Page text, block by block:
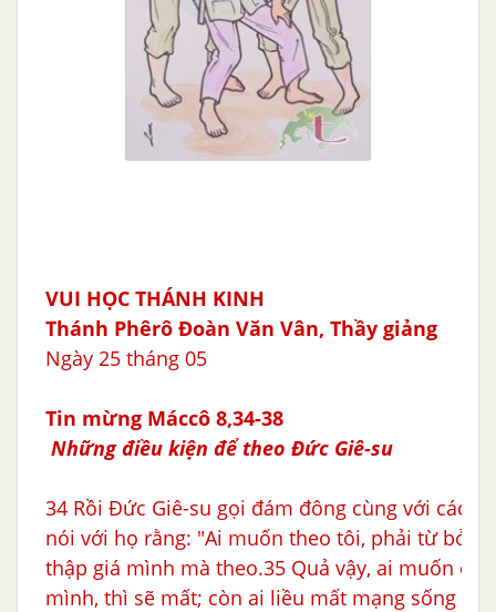
VUI HỌC THÁNH KINH
Thánh Phêrô Ðoàn Văn Vân, Thầy giảng
Ngày 25 tháng 05
Tin mừng Máccô 8,34-38
Những điều kiện để theo Đức Giê-su
34 Rồi Đức Giê-su gọi đám đông cùng với các
nói với họ rằng: "Ai muốn theo tôi, phải từ bỏ
thập giá mình mà theo.35 Quả vậy, ai muốn
mình, thì sẽ mất; còn ai liều mất mạng sống